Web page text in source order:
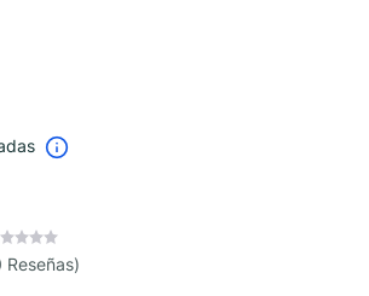
Reseñas)